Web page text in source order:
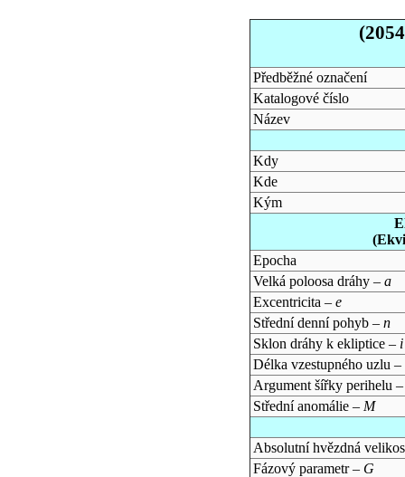
Předběžné označení
Katalogové číslo
Název
Kdy
Kde
Kým
Epocha
Velká poloosa dráhy – a
Excentricita – e
Střední denní pohyb – n
Sklon dráhy k ekliptice – i
Délka vzestupného uzlu –
Argument šířky perihelu
Střední anomálie – M
Absolutní hvězdná
Fázový parametr – G